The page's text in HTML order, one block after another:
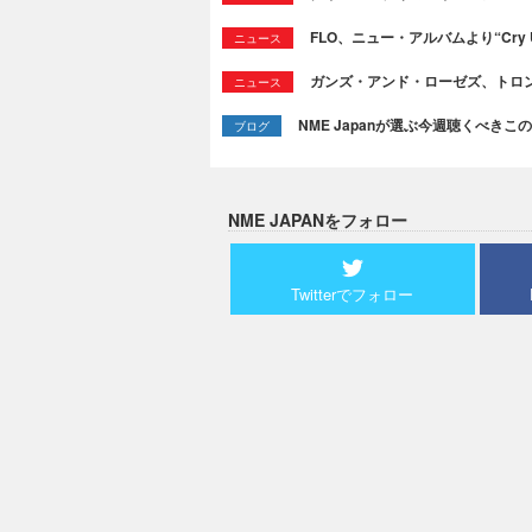
ニュース FLO、ニュー・アルバムより
ニュース ガンズ・アンド・ローゼズ、ト
ブログ NME Japanが選ぶ今週聴くべきこ
NME JAPANをフォロー
Twitterでフォロー